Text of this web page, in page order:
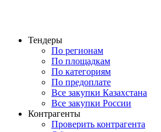
Тендеры
По регионам
По площадкам
По категориям
По предоплате
Все закупки Казахстана
Все закупки России
Контрагенты
Проверить контрагента